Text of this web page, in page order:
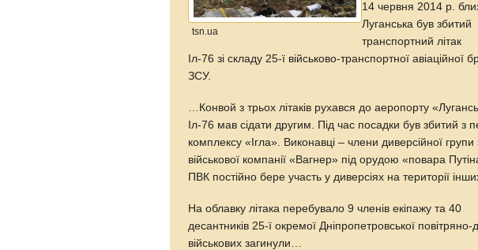
tsn.ua
14 червня 2014 р.
Луганська був збитий
транспортний літак
Іл-76 зі складу 25-ї військово-транспортної авіаційної
ЗСУ.
…Конвой з трьох літаків рухався до аеропорту
Іл-76 мав сідати другим. Під час посадки був збитий з
комплексу «Ігла». Виконавці – члени диверсійної групи
військової компанії «Вагнер» під орудою «повара
ПВК постійно бере участь у диверсіях на території
На облавку літака перебувало 9 членів екіпажу та 40
десантників 25-ї окремої Дніпропетровської
військових загинули…